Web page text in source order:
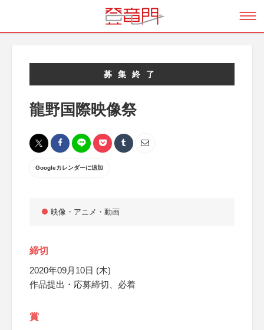
募集終了
龍野国際映像祭
Googleカレンダーに追加
映像・アニメ・動画
締切
2020年09月10日 (木)
作品提出・応募締切、必着
賞